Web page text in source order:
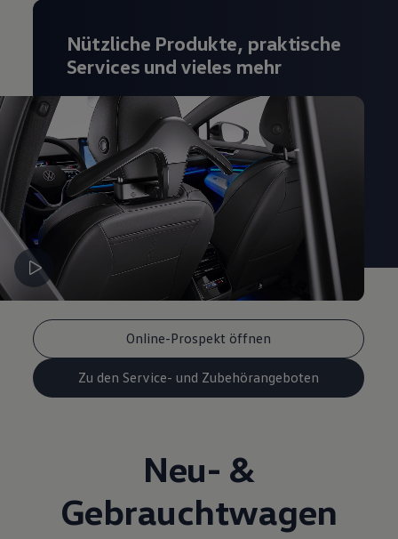
Online-Prospekt öffnen
Zu den Service- und Zubehörangeboten
Nützliche Produkte, praktische
Services und vieles mehr
Neu- &
Gebrauchtwagen